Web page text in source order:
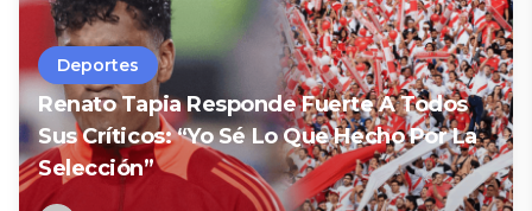
Deportes
Renato Tapia Responde Fuerte A Todos
Sus Críticos: “Yo Sé Lo Que Hecho Por La
Selección”